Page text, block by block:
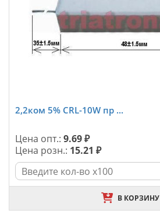
2,2ком 5% CRL-10W пр ...
Цена опт.: 9.69 ₽
Цена розн.: 15.21 ₽
В КОРЗИНУ